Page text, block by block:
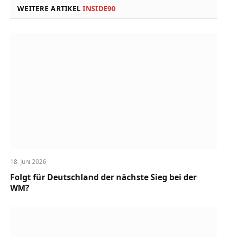
WEITERE ARTIKELINSIDE90
18. Juni 2026
Folgt für Deutschland der nächste Sieg bei der
WM?